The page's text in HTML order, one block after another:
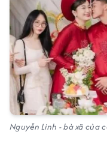
Nguyễn Linh - bà xã của